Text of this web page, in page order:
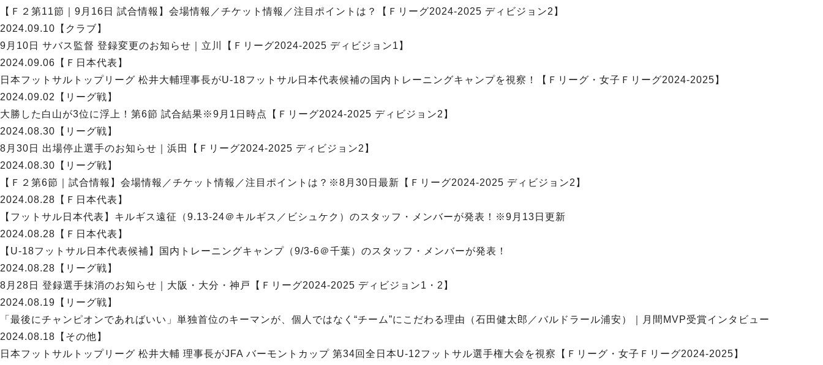
【Ｆ２第11節｜9月16日 試合情報】会場情報／チケット情報／注目ポイントは？【Ｆリーグ2024-2025 ディビジョン2】
2024.09.10 【クラブ】
9月10日 サバス監督 登録変更のお知らせ｜立川【Ｆリーグ2024-2025 ディビジョン1】
2024.09.06 【Ｆ日本代表】
日本フットサルトップリーグ 松井大輔理事長がU-18フットサル日本代表候補の国内トレーニングキャンプを視察！【Ｆリーグ・女子Ｆリーグ2024-2025】
2024.09.02
【リーグ戦】
大勝した白山が3位に浮上！第6節 試合結果※9月1日時点【Ｆリーグ2024-2025 ディビジョン2】
2024.08.30 【リーグ戦】
8月30日 出場停止選手のお知らせ｜浜田【Ｆリーグ2024-2025 ディビジョン2】
2024.08.30 【リーグ戦】
【Ｆ２第6節｜試合情報】会場情報／チケット情報／注目ポイントは？※8月30日最新【Ｆリーグ2024-2025 ディビジョン2】
2024.08.28 【Ｆ日本代表】
【フットサル日本代表】キルギス遠征（9.13-24＠キルギス／ビシュケク）のスタッフ・メンバーが発表！※9月13日更新
2024.08.28 【Ｆ日本代表】
【U-18フットサル日本代表候補】国内トレーニングキャンプ（9/3-6＠千葉）のスタッフ・メンバーが発表！
2024.08.28 【リーグ戦】
8月28日 登録選手抹消のお知らせ｜大阪・大分・神戸【Ｆリーグ2024-2025 ディビジョン1・2】
2024.08.19 【リーグ戦】
「最後にチャンピオンであればいい」単独首位のキーマンが、個人ではなく“チーム”にこだわる理由（石田健太郎／バルドラール浦安）｜月間MVP受賞インタビュー
2024.08.18 【その他】
日本フットサルトップリーグ 松井大輔 理事長がJFA バーモントカップ 第34回全日本U-12フットサル選手権大会を視察【Ｆリーグ・女子Ｆリーグ2024-2025】